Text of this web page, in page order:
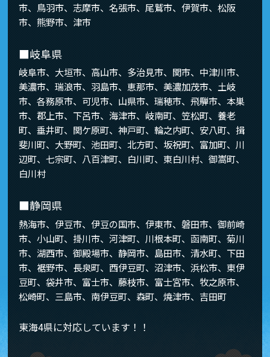
市、鳥羽市、志摩市、名張市、尾鷲市、伊賀市、松阪
市、熊野市、津市
■岐阜県
岐阜市、大垣市、高山市、多治見市、関市、中津川市、
美濃市、瑞浪市、羽島市、恵那市、美濃加茂市、土岐
市、各務原市、可児市、山県市、瑞穂市、飛騨市、本巣
市、郡上市、下呂市、海津市、岐南町、笠松町、養老
町、垂井町、関ケ原町、神戸町、輪之内町、安八町、揖
斐川町、大野町、池田町、北方町、坂祝町、富加町、川
辺町、七宗町、八百津町、白川町、東白川村、御嵩町、
白川村
■静岡県
熱海市、伊豆市、伊豆の国市、伊東市、磐田市、御前崎
市、小山町、掛川市、河津町、川根本町、函南町、菊川
市、湖西市、御殿場市、静岡市、島田市、清水町、下田
市、裾野市、長泉町、西伊豆町、沼津市、浜松市、東伊
豆町、袋井市、富士市、藤枝市、富士宮市、牧之原市、
松崎町、三島市、南伊豆町、森町、焼津市、吉田町
東海4県に対応しています！！